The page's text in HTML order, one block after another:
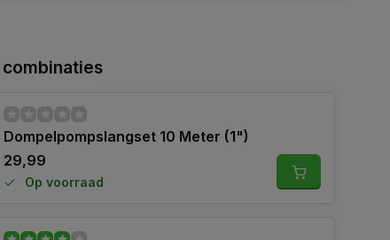
Dompelpompslangset 10 Meter (1")
29,99
Op voorraad